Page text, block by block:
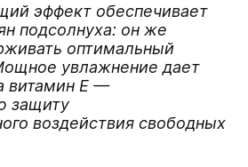
эффект обеспечивает
подсолнуха: он же
оптимальный
увлажнение дает
витамин Е —
защиту
воздействия свободных